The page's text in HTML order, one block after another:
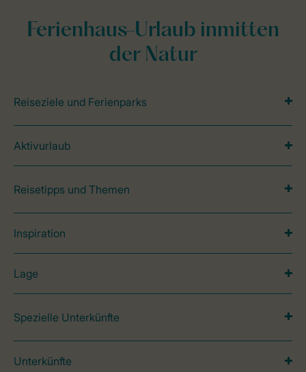
Ferienhaus-Urlaub inmitten
der Natur
Reiseziele und Ferienparks
Aktivurlaub
Reisetipps und Themen
Inspiration
Lage
Spezielle Unterkünfte
Unterkünfte